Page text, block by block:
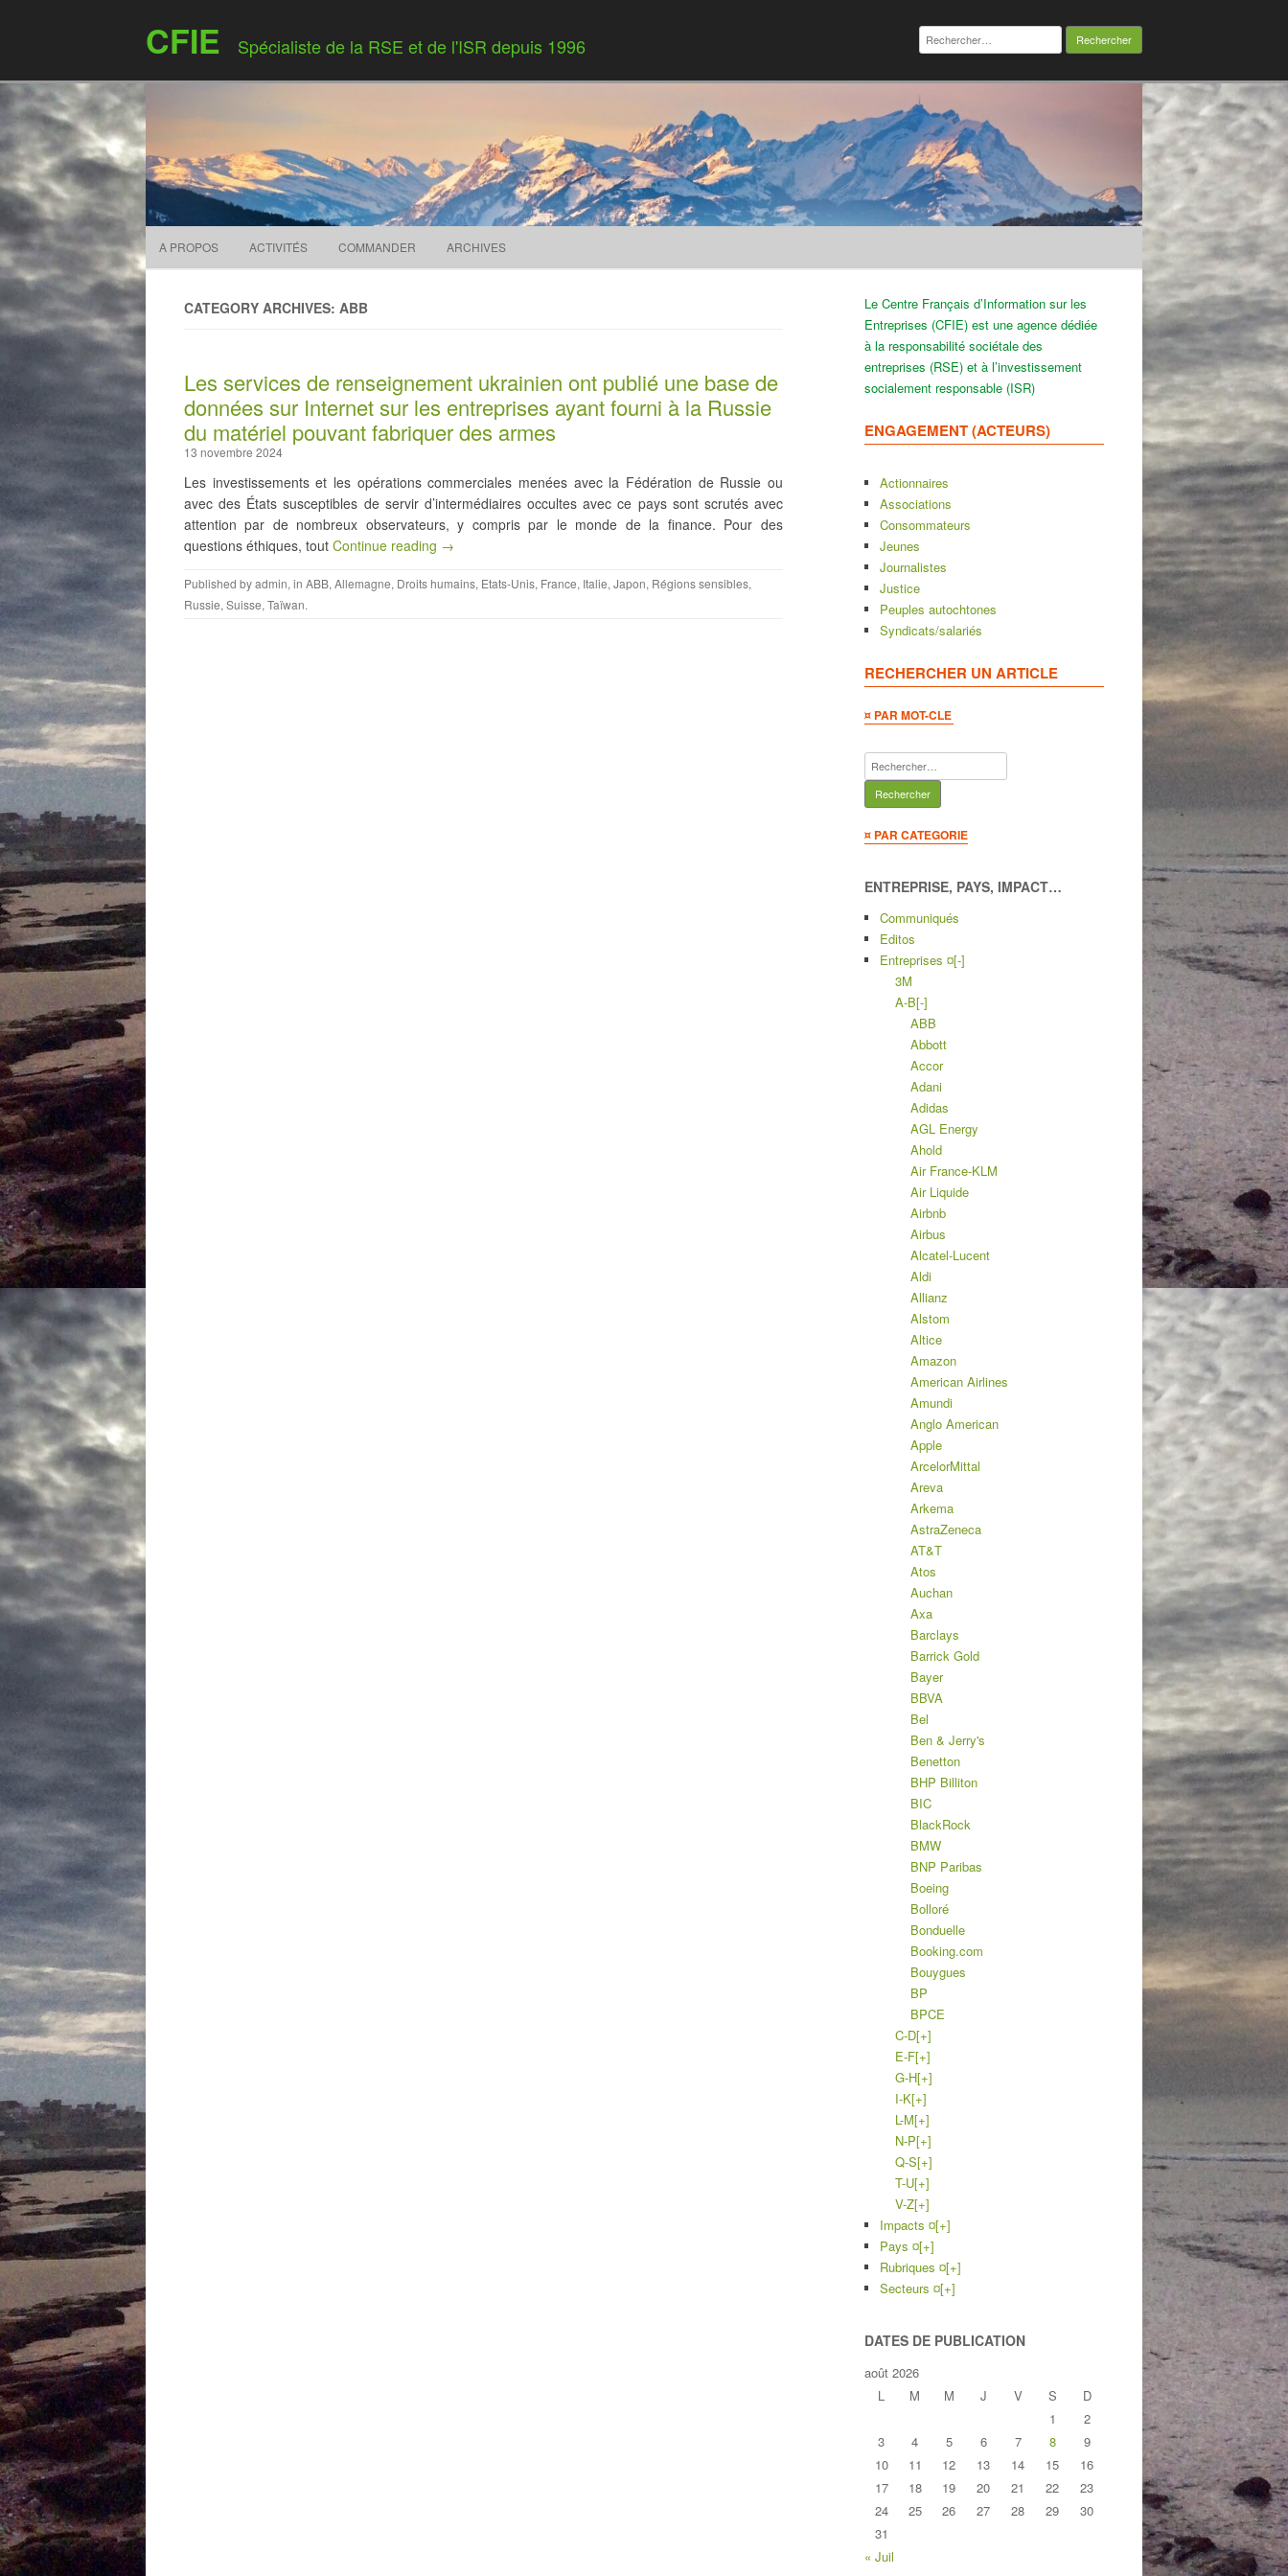
CFIE Spécialiste de la RSE et de l'ISR depuis 1996
Rechercher :
A PROPOS ACTIVITÉS COMMANDER ARCHIVES
CATEGORY ARCHIVES: ABB
Les services de renseignement ukrainien ont publié une base de
données sur Internet sur les entreprises ayant fourni à la Russie
du matériel pouvant fabriquer des armes
13 novembre 2024
Les investissements et les opérations commerciales menées avec la Fédération de Russie ou
avec des États susceptibles de servir d’intermédiaires occultes avec ce pays sont scrutés avec
attention par de nombreux observateurs, y compris par le monde de la finance. Pour des
questions éthiques, tout Continue reading →
Published byadmin, in ABB, Allemagne, Droits humains, Etats-Unis, France, Italie, Japon, Régions sensibles,
Russie, Suisse, Taïwan.
Le Centre Français d’Information sur les
Entreprises (CFIE) est une agence dédiée
à la responsabilité sociétale des
entreprises (RSE) et à l’investissement
socialement responsable (ISR)
ENGAGEMENT (ACTEURS)
Actionnaires
Associations
Consommateurs
Jeunes
Journalistes
Justice
Peuples autochtones
Syndicats/salariés
RECHERCHER UN ARTICLE
¤ PAR MOT-CLE
Rechercher :
¤ PAR CATEGORIE
ENTREPRISE, PAYS, IMPACT…
Communiqués
Editos
Entreprises ¤[-]
3M
A-B[-]
ABB
Abbott
Accor
Adani
Adidas
AGL Energy
Ahold
Air France-KLM
Air Liquide
Airbnb
Airbus
Alcatel-Lucent
Aldi
Allianz
Alstom
Altice
Amazon
American Airlines
Amundi
Anglo American
Apple
ArcelorMittal
Areva
Arkema
AstraZeneca
AT&T
Atos
Auchan
Axa
Barclays
Barrick Gold
Bayer
BBVA
Bel
Ben & Jerry's
Benetton
BHP Billiton
BIC
BlackRock
BMW
BNP Paribas
Boeing
Bolloré
Bonduelle
Booking.com
Bouygues
BP
BPCE
C-D[+]
E-F[+]
G-H[+]
I-K[+]
L-M[+]
N-P[+]
Q-S[+]
T-U[+]
V-Z[+]
Impacts ¤[+]
Pays ¤[+]
Rubriques ¤[+]
Secteurs ¤[+]
DATES DE PUBLICATION
août 2026
L
M M J V S
D
1
2
3
4 5 6 7 8
9
10
11 12 13 14 15
16
17
18 19 20 21 22
23
24
25 26 27 28 29
30
31
« Juil